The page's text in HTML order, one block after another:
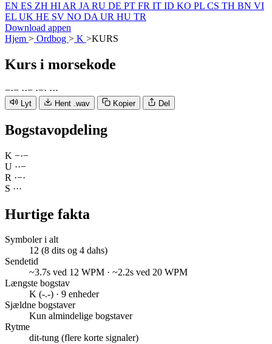
EN ES ZH HI AR JA RU DE PT FR IT ID KO PL CS TH BN VI
EL UK HE SV NO DA UR HU TR
Download appen
Hjem > Ordbog > K >KURS
Kurs i morsekode
−·− ··− ·−· ···
Lyt Hent .wav Kopier Del
Bogstavopdeling
K −·−
U ··−
R ·−·
S ···
Hurtige fakta
Symboler i alt
12 (8 dits og 4 dahs)
Sendetid
~3.7s ved 12 WPM · ~2.2s ved 20 WPM
Længste bogstav
K (-.-) · 9 enheder
Sjældne bogstaver
Kun almindelige bogstaver
Rytme
dit-tung (flere korte signaler)